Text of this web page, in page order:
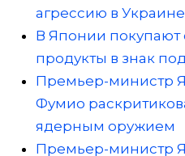
агрессию в Украине
В Японии
продукты в знак
Премьер-министр
Фумио
ядерным оружием
Премьер-министр